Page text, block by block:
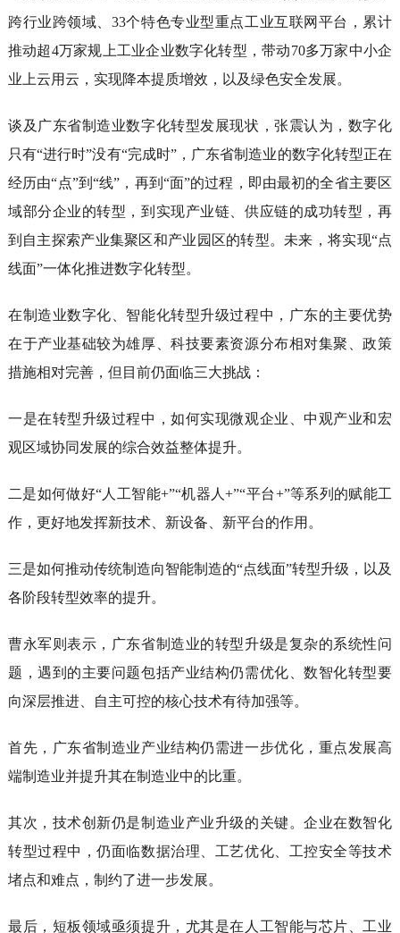
跨行业跨领域、33个特色专业型重点工业互联网平台，累计
推动超4万家规上工业企业数字化转型，带动70多万家中小企
业上云用云，实现降本提质增效，以及绿色安全发展。
谈及广东省制造业数字化转型发展现状，张震认为，数字化
只有“进行时”没有“完成时”，广东省制造业的数字化转型正在
经历由“点”到“线”，再到“面”的过程，即由最初的全省主要区
域部分企业的转型，到实现产业链、供应链的成功转型，再
到自主探索产业集聚区和产业园区的转型。未来，将实现“点
线面”一体化推进数字化转型。
在制造业数字化、智能化转型升级过程中，广东的主要优势
在于产业基础较为雄厚、科技要素资源分布相对集聚、政策
措施相对完善，但目前仍面临三大挑战：
一是在转型升级过程中，如何实现微观企业、中观产业和宏
观区域协同发展的综合效益整体提升。
二是如何做好“人工智能+”“机器人+”“平台+”等系列的赋能工
作，更好地发挥新技术、新设备、新平台的作用。
三是如何推动传统制造向智能制造的“点线面”转型升级，以及
各阶段转型效率的提升。
曹永军则表示，广东省制造业的转型升级是复杂的系统性问
题，遇到的主要问题包括产业结构仍需优化、数智化转型要
向深层推进、自主可控的核心技术有待加强等。
首先，广东省制造业产业结构仍需进一步优化，重点发展高
端制造业并提升其在制造业中的比重。
其次，技术创新仍是制造业产业升级的关键。企业在数智化
转型过程中，仍面临数据治理、工艺优化、工控安全等技术
堵点和难点，制约了进一步发展。
最后，短板领域亟须提升，尤其是在人工智能与芯片、工业